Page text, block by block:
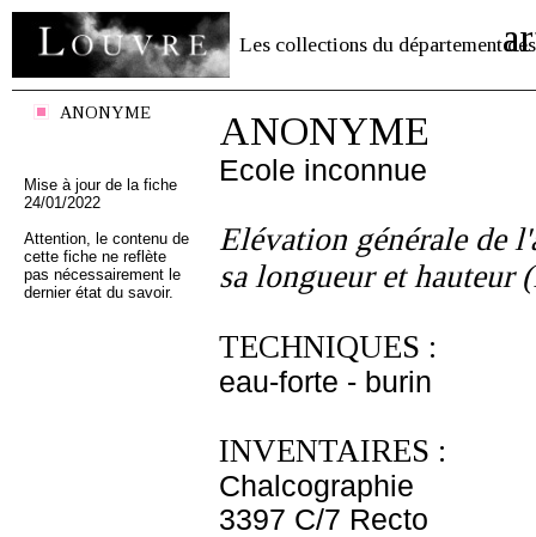
Les collections du département des
ANONYME
Mise à jour de la fiche
24/01/2022
Attention, le contenu de
cette fiche ne reflète
pas nécessairement le
dernier état du savoir.
ANONYME
Ecole inconnue
Elévation générale de
sa longueur et hauteur
TECHNIQUES :
eau-forte - burin
INVENTAIRES :
Chalcographie
3397 C/7 Recto